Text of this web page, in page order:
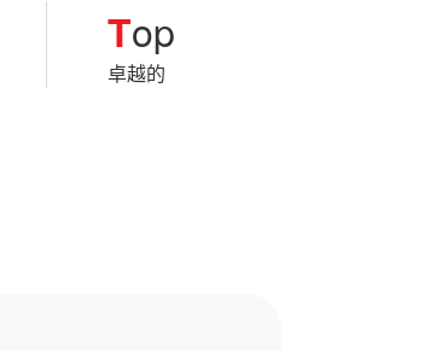
Top
卓越的